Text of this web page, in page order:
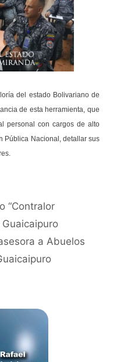
del estado Bolivariano de
de esta herramienta, que
personal con cargos de alto
Pública Nacional, detallar sus
“Contralor
a Abuelos